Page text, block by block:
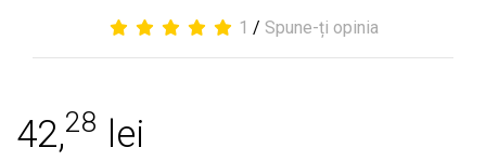
1 / Spune-ți opinia
42,28 lei